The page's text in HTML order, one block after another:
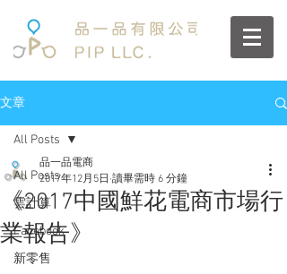
文章
All Posts
雲計算
Facebook
新零售
All Posts
《2017中國鮮花電商市場行
業報告》
品一品電商
2017年12月5日 讀畢需時 6 分鐘